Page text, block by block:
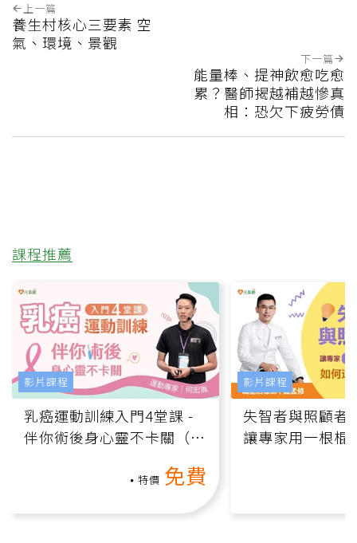
上一篇
養生村核心三要素 空
氣、環境、景觀
下一篇
能量棒、提神飲愈吃愈
累？醫師揭越補越慘真
相：恐欠下疲勞債
課程推薦
乳癌運動訓練入門4堂課 -
伴你術後身心靈不卡關（線
特價 免費
影片課程
失智者與照顧者
讓專家用一根棍
影片課程